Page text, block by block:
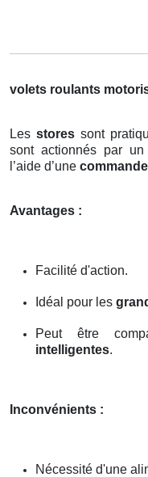
volets roulants
Les stores sont
sont actionnés par un
l’aide d’une
Avantages :
Facilité d'action.
Idéal pour les
Peut être
intelligentes.
Inconvénients :
Nécessité d'une